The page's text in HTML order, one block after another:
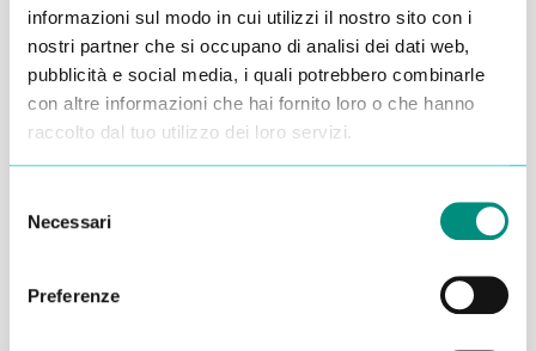
informazioni sul modo in cui utilizzi il nostro sito con i
nostri partner che si occupano di analisi dei dati web,
pubblicità e social media, i quali potrebbero combinarle
con altre informazioni che hai fornito loro o che hanno
raccolto dal tuo utilizzo dei loro servizi.
delNecessari
Preferenze